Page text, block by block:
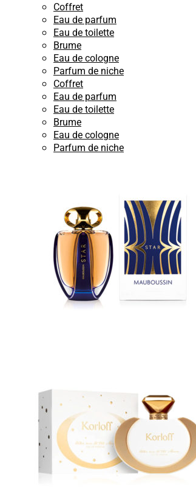
Coffret
Eau de parfum
Eau de toilette
Brume
Eau de cologne
Parfum de niche
Coffret
Eau de parfum
Eau de toilette
Brume
Eau de cologne
Parfum de niche